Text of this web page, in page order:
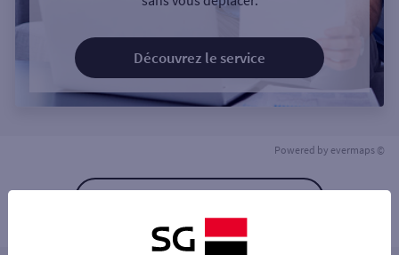
Découvrez le service
Powered by evermaps ©